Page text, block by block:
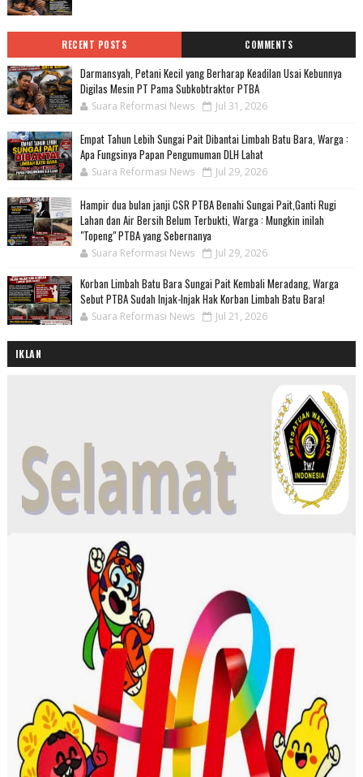
RECENT POSTS COMMENTS
Darmansyah, Petani Kecil yang Berharap Keadilan Usai Kebunnya
Digilas Mesin PT Pama Subkobtraktor PTBA
Suara Reformasi News Jul 31, 2026
Empat Tahun Lebih Sungai Pait Dibantai Limbah Batu Bara, Warga :
Apa Fungsinya Papan Pengumuman DLH Lahat
Suara Reformasi News Jul 29, 2026
Hampir dua bulan janji CSR PTBA Benahi Sungai Pait,Ganti Rugi
Lahan dan Air Bersih Belum Terbukti, Warga : Mungkin inilah
"Topeng" PTBA yang Sebernanya
Suara Reformasi News Jul 29, 2026
Korban Limbah Batu Bara Sungai Pait Kembali Meradang, Warga
Sebut PTBA Sudah Injak-Injak Hak Korban Limbah Batu Bara!
Suara Reformasi News Jul 21, 2026
IKLAN